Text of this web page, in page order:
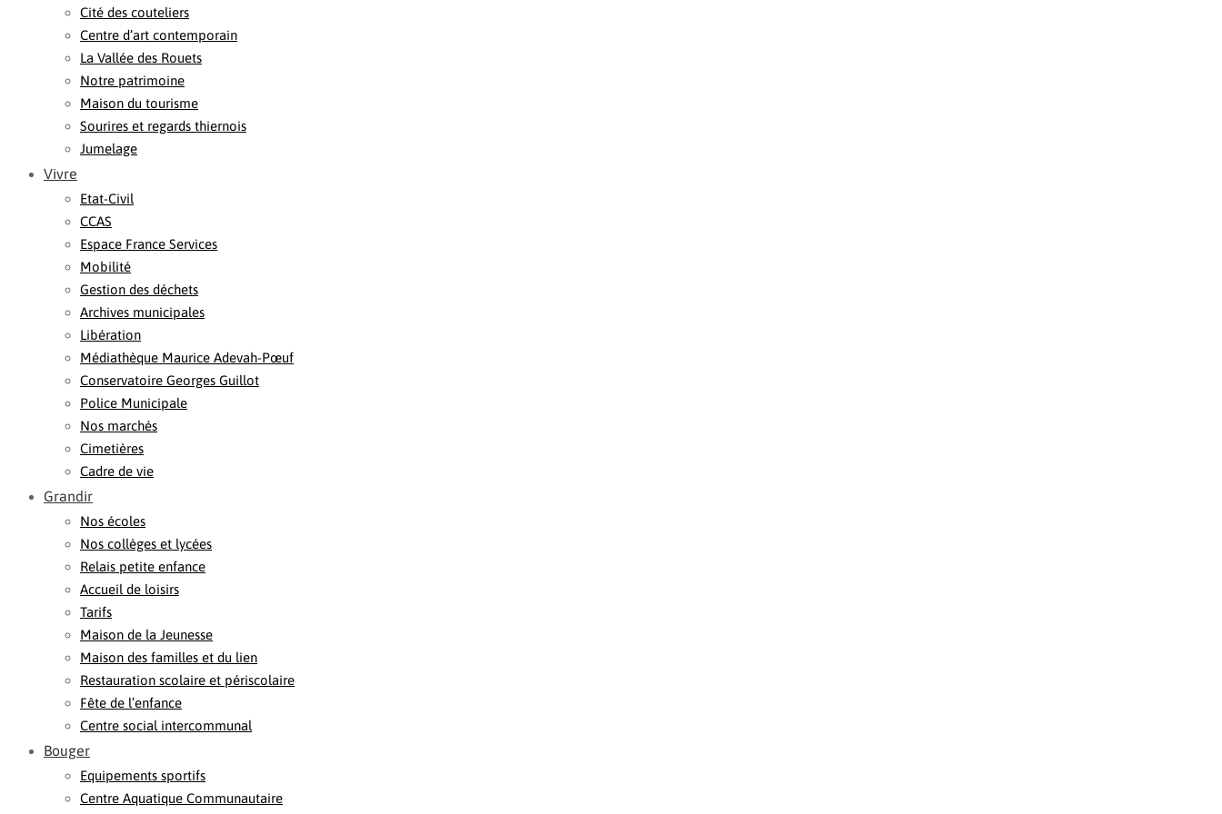
Cité des couteliers
Centre d’art contemporain
La Vallée des Rouets
Notre patrimoine
Maison du tourisme
Sourires et regards thiernois
Jumelage
Vivre
Etat-Civil
CCAS
Espace France Services
Mobilité
Gestion des déchets
Archives municipales
Libération
Médiathèque Maurice Adevah-Pœuf
Conservatoire Georges Guillot
Police Municipale
Nos marchés
Cimetières
Cadre de vie
Grandir
Nos écoles
Nos collèges et lycées
Relais petite enfance
Accueil de loisirs
Tarifs
Maison de la Jeunesse
Maison des familles et du lien
Restauration scolaire et périscolaire
Fête de l’enfance
Centre social intercommunal
Bouger
Equipements sportifs
Centre Aquatique Communautaire